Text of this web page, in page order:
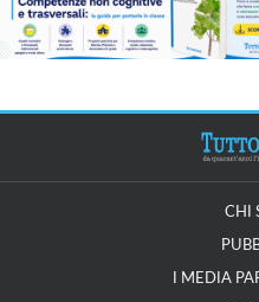
CHI
I MEDIA